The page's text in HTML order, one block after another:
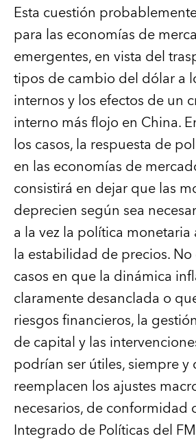
Esta cuestión
para las economías de
emergentes, en vista del
tipos de cambio del dólar a
internos y los efectos de un
interno más flojo en China.
los casos, la respuesta de
en las economías de
consistirá en dejar que las
deprecien según sea
a la vez la política
la estabilidad de precios.
casos en que la dinámica
claramente desanclada o
riesgos financieros, la
de capital y las
podrían ser útiles, siempre y
reemplacen los ajustes
necesarios, de conformidad
Integrado de Políticas del